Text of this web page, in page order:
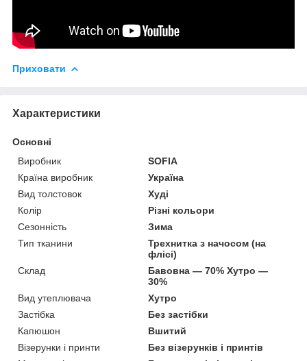
Приховати
Характеристики
Основні
Виробник
SOFIA
Країна виробник
Україна
Вид толстовок
Худі
Колір
Різні кольори
Сезонність
Зима
Тип тканини
Трехнитка з начосом (на
флісі)
Склад
Бавовна — 70% Хутро —
30%
Вид утеплювача
Хутро
Застібка
Без застібки
Капюшон
Вшитий
Візерунки і принти
Без візерунків і принтів